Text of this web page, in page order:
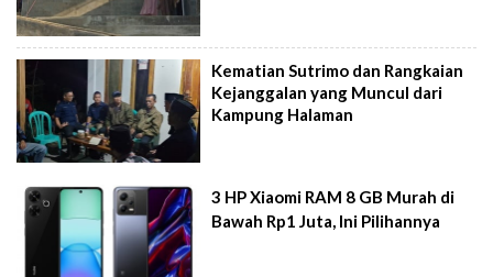
Kematian Sutrimo dan Rangkaian
Kejanggalan yang Muncul dari
Kampung Halaman
3 HP Xiaomi RAM 8 GB Murah di
Bawah Rp1 Juta, Ini Pilihannya